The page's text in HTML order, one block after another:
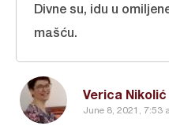
Verica Nikolić
June 8, 2021, 7:53
Divne su, idu u
mašću.